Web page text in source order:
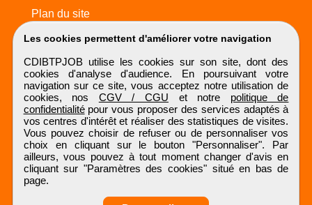
Les cookies permettent d'améliorer votre navigation
CDIBTPJOB utilise les cookies sur son site, dont des
cookies d'analyse d'audience. En poursuivant votre
navigation sur ce site, vous acceptez notre utilisation de
cookies, nos CGV / CGU et notre politique de
confidentialitépour vous proposer des services adaptés à
vos centres d'intérêt et réaliser des statistiques de visites.
Vous pouvez choisir de refuser ou de personnaliser vos
choix en cliquant sur le bouton "Personnaliser". Par
ailleurs, vous pouvez à tout moment changer d'avis en
cliquant sur "Paramètres des cookies" situé en bas de
page.
Plan du site